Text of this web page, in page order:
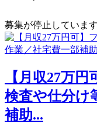
募集が停止しています
【月収27万
検査や仕分け
補助...